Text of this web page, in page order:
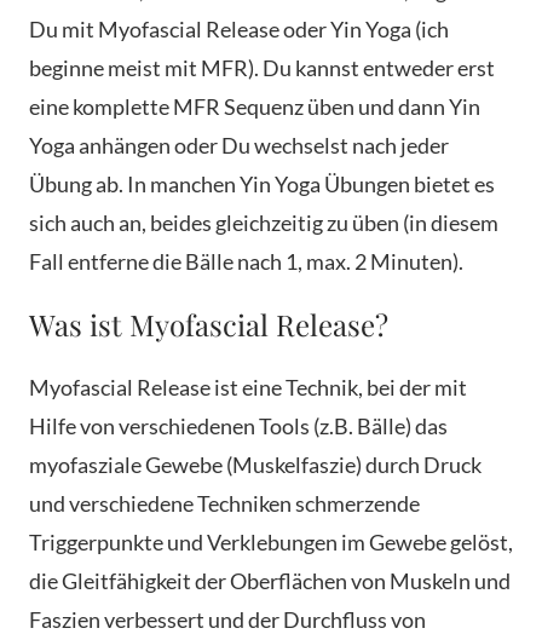
Du mit Myofascial Release oder Yin Yoga (ich
beginne meist mit MFR). Du kannst entweder erst
eine komplette MFR Sequenz üben und dann Yin
Yoga anhängen oder Du wechselst nach jeder
Übung ab. In manchen Yin Yoga Übungen bietet es
sich auch an, beides gleichzeitig zu üben (in diesem
Fall entferne die Bälle nach 1, max. 2 Minuten).
Was ist Myofascial Release?
Myofascial Release ist eine Technik, bei der mit
Hilfe von verschiedenen Tools (z.B. Bälle) das
myofasziale Gewebe (Muskelfaszie) durch Druck
und verschiedene Techniken schmerzende
Triggerpunkte und Verklebungen im Gewebe gelöst,
die Gleitfähigkeit der Oberflächen von Muskeln und
Faszien verbessert und der Durchfluss von